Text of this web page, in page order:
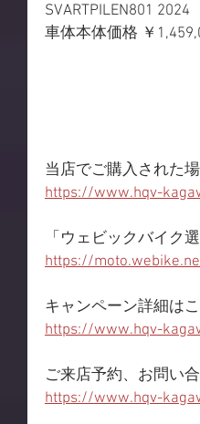
SVARTPILEN801 2024
車体本体価格 ￥
当店でご購入された
https://www.hqv-
「ウェビックバイク
https://
キャンペーン詳細は
https://www.hqv-
ご来店予約、お問い
https://www.hqv-